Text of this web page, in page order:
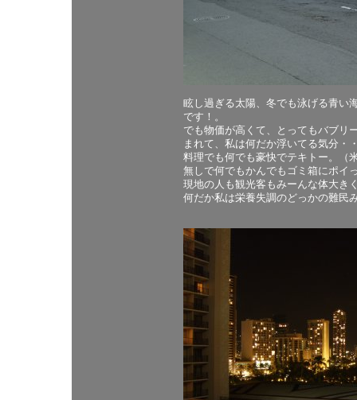
眩し過ぎる太陽、冬でも泳げる青い
です！。
でも物価が高くて、とってもバブリ
まれて、私は何だか浮いてる気分・
料理でも何でも豪快でテキトー。（
無しで何でもかんでもゴミ箱にポイ
現地の人も観光客もみーんな体大き
何だか私は栄養失調のどっかの難民